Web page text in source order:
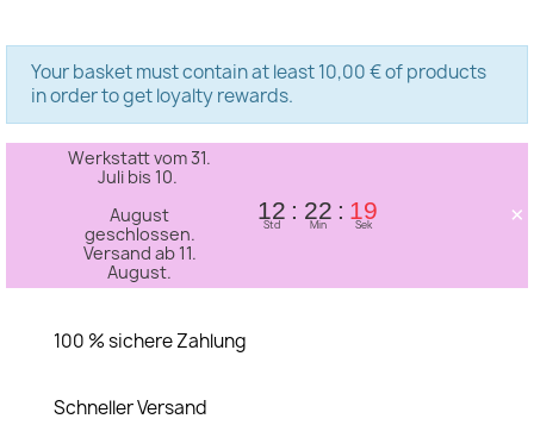
Your basket must contain at least 10,00 € of products
in order to get loyalty rewards.
Werkstatt vom 31.
Juli bis 10.
August
geschlossen.
Versand ab 11.
August.
12
Std
22
Min
19
Sek ×
100 % sichere Zahlung
Schneller Versand